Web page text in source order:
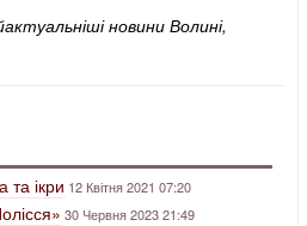
новини Волині,
та ікри 12 Квітня 2021 07:20
30 Червня 2023 21:49